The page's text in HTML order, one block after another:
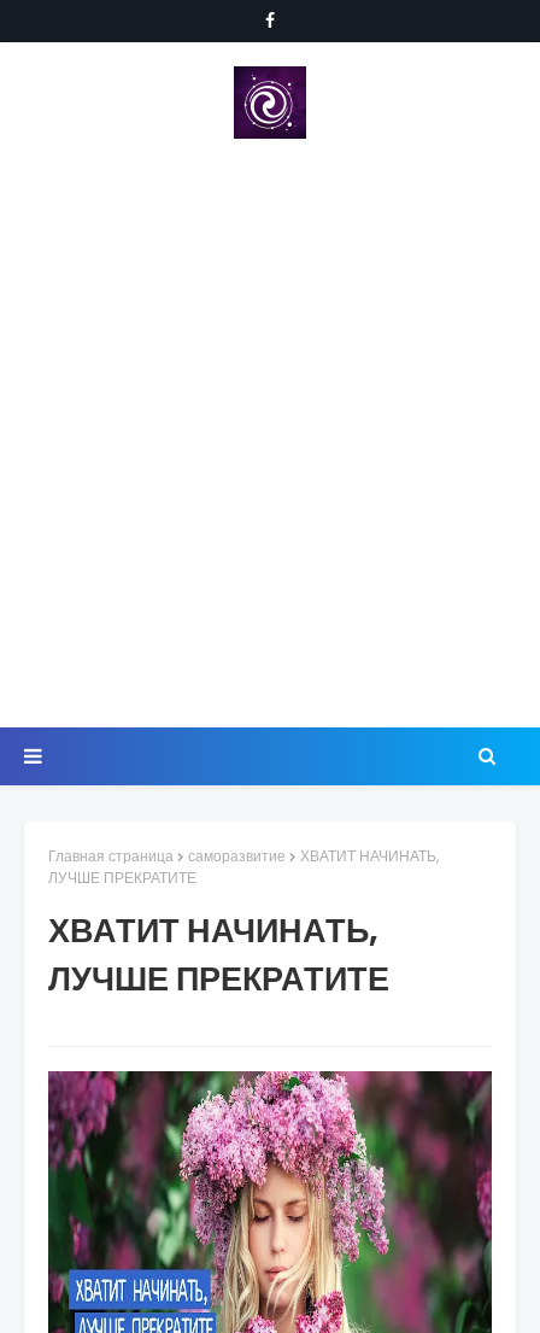
Главная страница саморазвитие
ХВАТИТ НАЧИНАТЬ,
ЛУЧШЕ ПРЕКРАТИТЕ
ХВАТИТ НАЧИНАТЬ,
ЛУЧШЕ ПРЕКРАТИТЕ